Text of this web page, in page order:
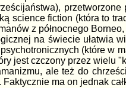
science fiction (która to
z północnego
na świecie ułatwia
(które w
jest czczony przez wielu
ale też do
ma on jednak